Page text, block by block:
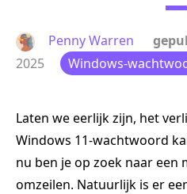
Penny Warren
2025
Windows-
Laten we eerlijk zijn, het
Windows 11-wachtwoord
nu ben je op zoek naar een
omzeilen. Natuurlijk is er